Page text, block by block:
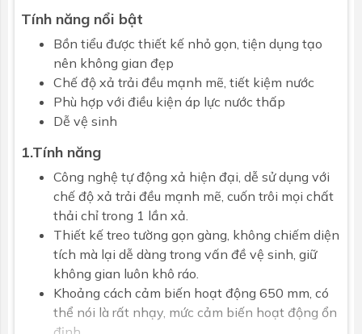
Tính năng nổi bật
Bồn tiểu được thiết kế nhỏ gọn, tiện dụng tạo
nên không gian đẹp
Chế độ xả trải đều mạnh mẽ, tiết kiệm nước
Phù hợp với điều kiện áp lực nước thấp
Dễ vệ sinh
1.Tính năng
Công nghệ tự động xả hiện đại, dễ sử dụng với
chế độ xả trải đều mạnh mẽ, cuốn trôi mọi chất
thải chỉ trong 1 lần xả.
Thiết kế treo tường gọn gàng, không chiếm diện
tích mà lại dễ dàng trong vấn đề vệ sinh, giữ
không gian luôn khô ráo.
Khoảng cách cảm biến hoạt động 650 mm, có
thể nói là rất nhạy, mức cảm biến hoạt động ổn